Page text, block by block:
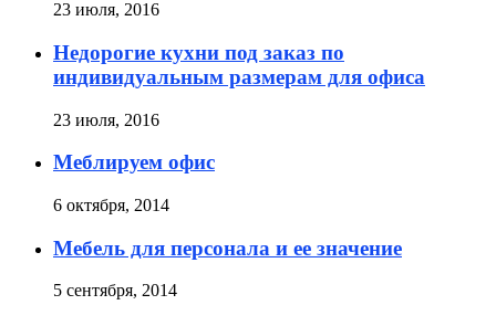
23 июля, 2016
Недорогие кухни под заказ по
индивидуальным размерам для офиса
23 июля, 2016
Меблируем офис
6 октября, 2014
Мебель для персонала и ее значение
5 сентября, 2014